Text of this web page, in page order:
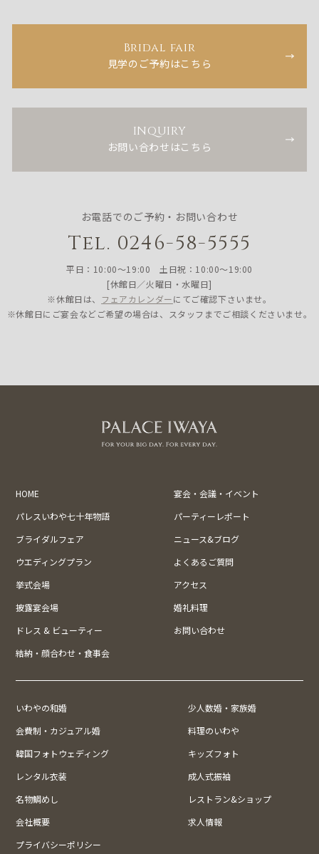
Bridal fair
見学のご予約はこちら
INQUIRY
お問い合わせはこちら
お電話でのご予約・お問い合わせ
Tel. 0246-58-5555
平日：10:00〜19:00 土日祝：10:00〜19:00
[休館日／火曜日・水曜日]
※休館日は、 フェアカレンダーにてご確認下さいませ。
※休館日にご宴会などご希望の場合は、スタッフまでご相談くださいませ。
HOME
宴会・会議・イベント
パレスいわや七十年物語
パーティーレポート
ブライダルフェア
ニュース&ブログ
ウエディングプラン
よくあるご質問
挙式会場
アクセス
披露宴会場
婚礼料理
ドレス & ビューティー
お問い合わせ
結納・顔合わせ・食事会
いわやの和婚
少人数婚・家族婚
会費制・カジュアル婚
料理のいわや
韓国フォトウェディング
キッズフォト
レンタル衣装
成人式振袖
名物鯛めし
レストラン&ショップ
会社概要
求人情報
プライバシーポリシー